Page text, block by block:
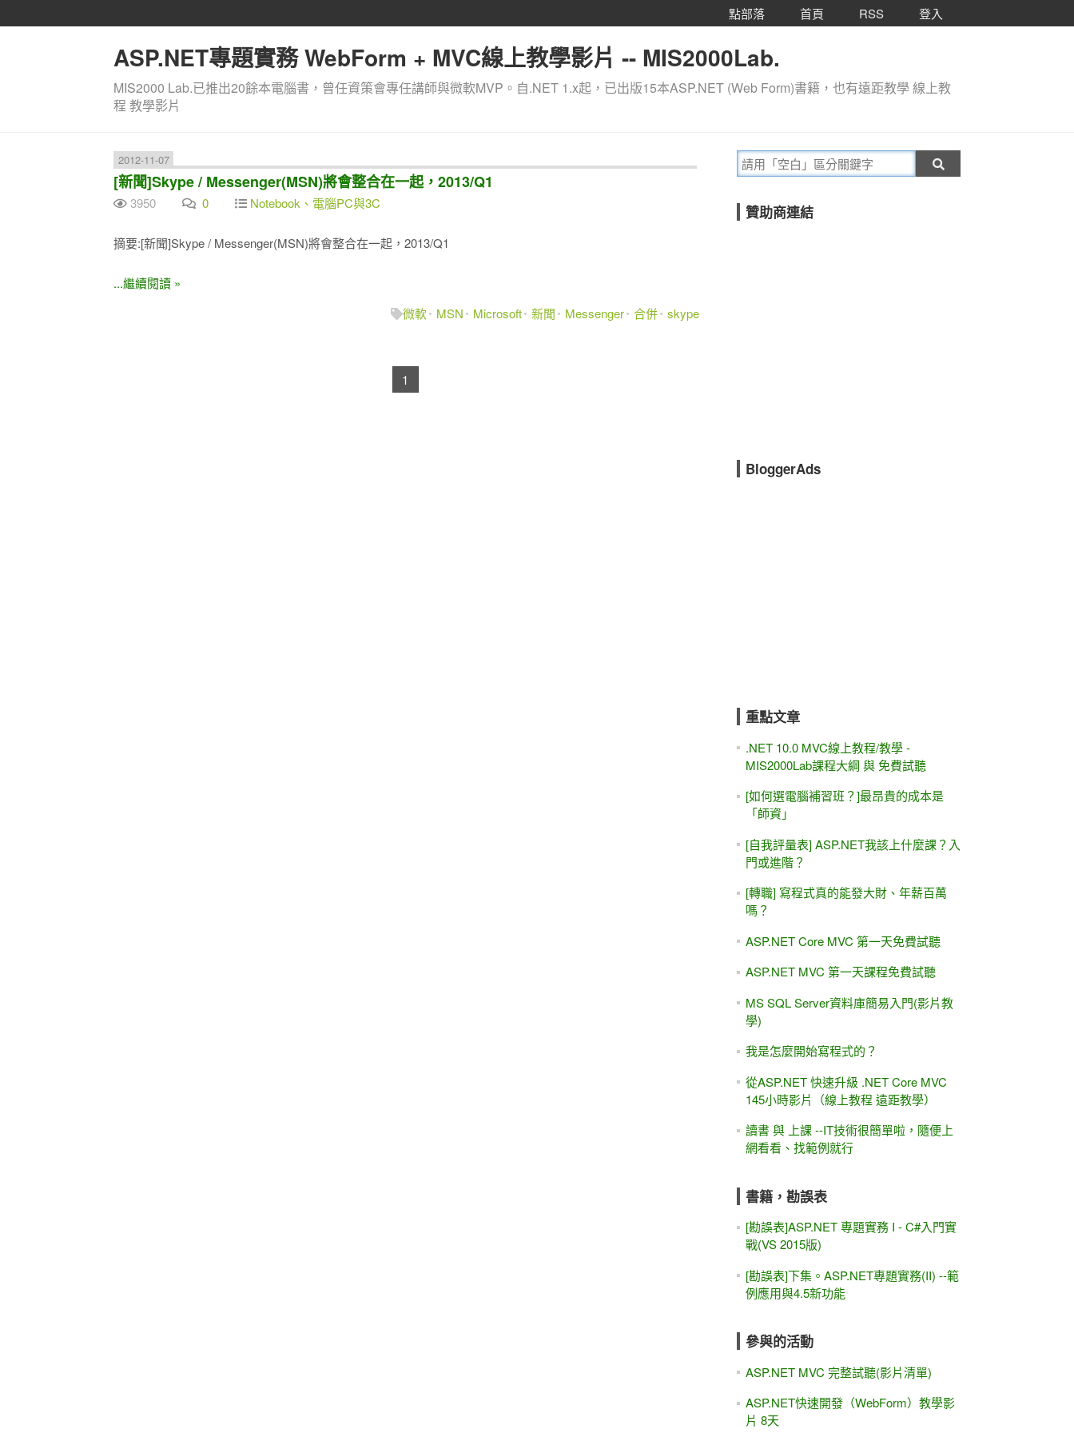
點部落 首頁 RSS 登入
ASP.NET專題實務 WebForm + MVC線上教學影片 -- MIS2000Lab.
MIS2000 Lab.已推出20餘本電腦書，曾任資策會專任講師與微軟MVP。自.NET 1.x起，已出版15本ASP.NET (Web Form)書籍，也有遠距教學 線上教
程 教學影片
2012-11-07
[新聞]Skype / Messenger(MSN)將會整合在一起，2013/Q1
3950 0 Notebook、電腦PC與3C
摘要:[新聞]Skype / Messenger(MSN)將會整合在一起，2013/Q1
...繼續閱讀 »
微軟
MSN Microsoft 新聞 Messenger 合併 skype
1
贊助商連結
BloggerAds
重點文章
.NET 10.0 MVC線上教程/教學 -
MIS2000Lab課程大綱 與 免費試聽
[如何選電腦補習班？]最昂貴的成本是
「師資」
[自我評量表] ASP.NET我該上什麼課？入
門或進階？
[轉職] 寫程式真的能發大財、年薪百萬
嗎？
ASP.NET Core MVC 第一天免費試聽
ASP.NET MVC 第一天課程免費試聽
MS SQL Server資料庫簡易入門(影片教
學)
我是怎麼開始寫程式的？
從ASP.NET 快速升級 .NET Core MVC
145小時影片（線上教程 遠距教學）
讀書 與 上課 --IT技術很簡單啦，隨便上
網看看、找範例就行
書籍，勘誤表
[勘誤表]ASP.NET 專題實務 I - C#入門實
戰(VS 2015版)
[勘誤表]下集。ASP.NET專題實務(II) --範
例應用與4.5新功能
參與的活動
ASP.NET MVC 完整試聽(影片清單)
ASP.NET快速開發（WebForm）教學影
片 8天